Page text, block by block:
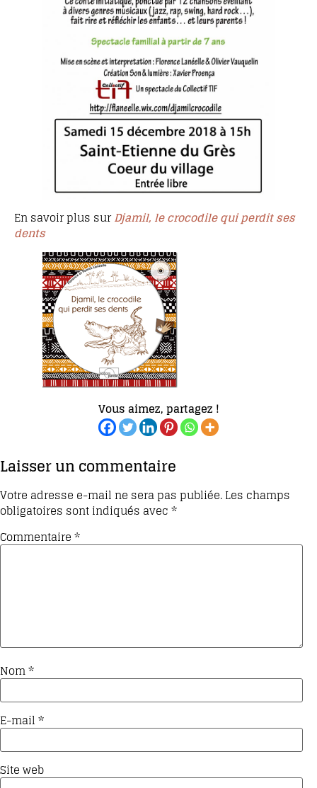
En savoir plus surDjamil, le crocodile qui perdit ses
dents
Vous aimez, partagez !
Laisser un commentaire
Votre adresse e-mail ne sera pas publiée.Les champs
obligatoires sont indiqués avec*
Commentaire*
Nom*
E-mail*
Site web